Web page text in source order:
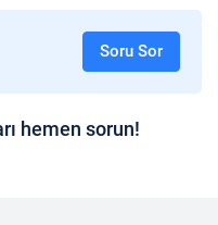
Soru Sor
hemen sorun!